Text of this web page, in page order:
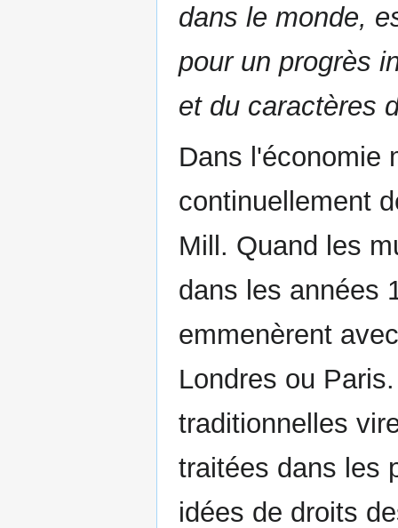
dans le monde,
pour un progrès
et du caractères
Dans l'économie
continuellement
Mill. Quand les
dans les années
emmenèrent
Londres ou
traditionnelles
traitées dans les
idées de droits